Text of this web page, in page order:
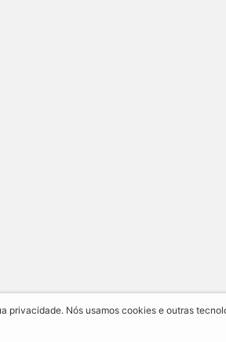
privacidade. Nós usamos cookies e outras